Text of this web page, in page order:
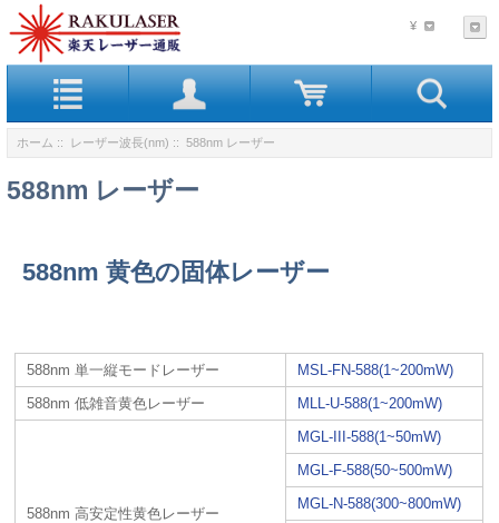
¥
ホーム :: レーザー波長(nm) :: 588nm レーザー
588nm レーザー
588nm 黄色の固体レーザー
588nm 単一縦モードレーザー
MSL-FN-588(1~200mW)
588nm 低雑音黄色レーザー
MLL-U-588(1~200mW)
588nm 高安定性黄色レーザー
MGL-III-588(1~50mW)
MGL-F-588(50~500mW)
MGL-N-588(300~800mW)